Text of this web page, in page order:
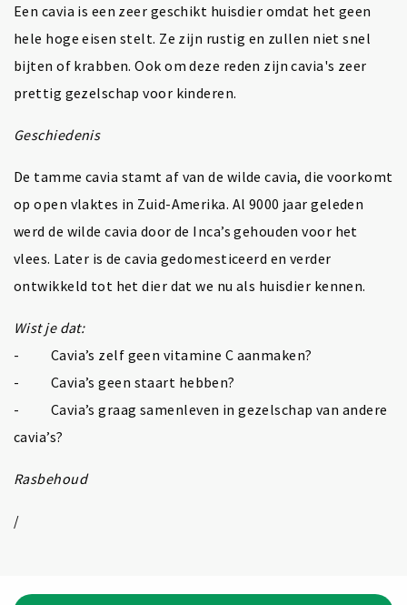
Een cavia is een zeer geschikt huisdier omdat het geen
hele hoge eisen stelt. Ze zijn rustig en zullen niet snel
bijten of krabben. Ook om deze reden zijn cavia's zeer
prettig gezelschap voor kinderen.
Geschiedenis
De tamme cavia stamt af van de wilde cavia, die voorkomt
op open vlaktes in Zuid-Amerika. Al 9000 jaar geleden
werd de wilde cavia door de Inca’s gehouden voor het
vlees. Later is de cavia gedomesticeerd en verder
ontwikkeld tot het dier dat we nu als huisdier kennen.
Wist je dat:
- Cavia’s zelf geen vitamine C aanmaken?
- Cavia’s geen staart hebben?
- Cavia’s graag samenleven in gezelschap van andere
cavia’s?
Rasbehoud
/